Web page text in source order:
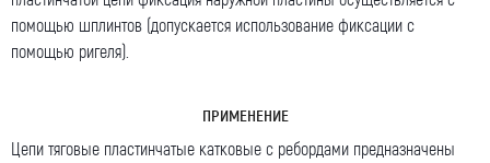
помощью шплинтов (допускается использование фиксации с
помощью ригеля).
ПРИМЕНЕНИЕ
Цепи тяговые пластинчатые катковые с ребордами предназначены
Ваше сообщение